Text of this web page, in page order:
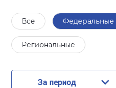
Все Федеральные
Региональные
За период